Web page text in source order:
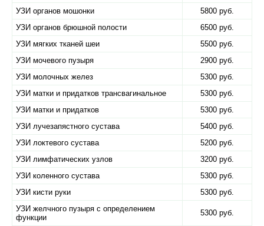
УЗИ органов мошонки
5800 руб.
УЗИ органов брюшной полости
6500 руб.
УЗИ мягких тканей шеи
5500 руб.
УЗИ мочевого пузыря
2900 руб.
УЗИ молочных желез
5300 руб.
УЗИ матки и придатков трансвагинальное
5300 руб.
УЗИ матки и придатков
5300 руб.
УЗИ лучезапястного сустава
5400 руб.
УЗИ локтевого сустава
5200 руб.
УЗИ лимфатических узлов
3200 руб.
УЗИ коленного сустава
5300 руб.
УЗИ кисти руки
5300 руб.
УЗИ желчного пузыря с определением
функции
5300 руб.